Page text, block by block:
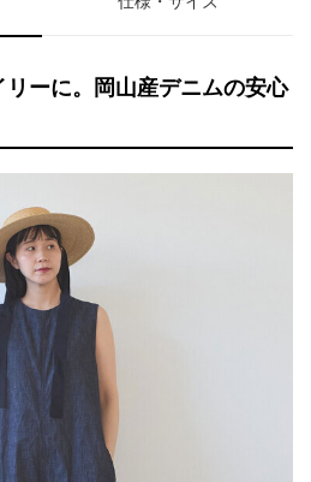
ーに。岡山産デニムの安心